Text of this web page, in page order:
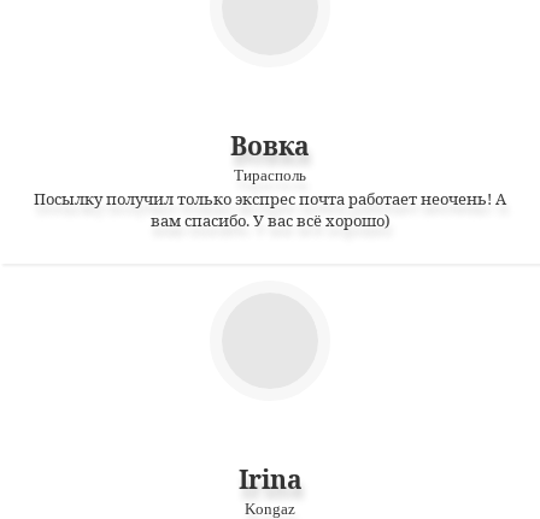
Вовка
Тирасполь
Посылку получил только экспрес почта работает неочень! А
вам спасибо. У вас всё хорошо)
Irina
Kongaz